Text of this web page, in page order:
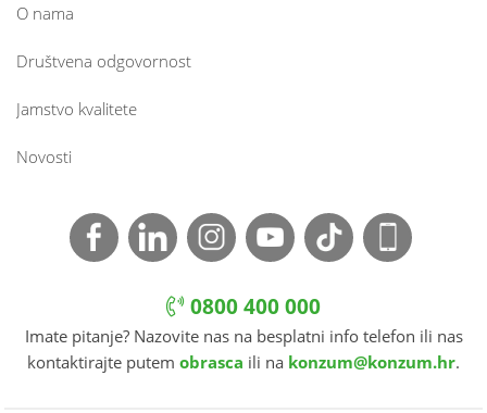
O nama
Društvena odgovornost
Jamstvo kvalitete
Novosti
0800 400 000
Imate pitanje? Nazovite nas na besplatni info telefon ili nas
kontaktirajte putem obrasca ili na konzum@konzum.hr.